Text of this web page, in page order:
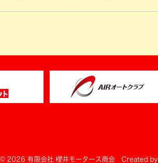
© 2026 有限会社 櫻井モータース商会 Created by